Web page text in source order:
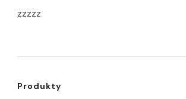
zzzzz
Produkty